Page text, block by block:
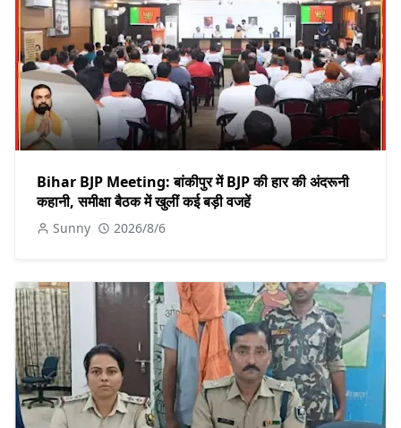
Bihar BJP Meeting: बांकीपुर में BJP की हार की अंदरूनी
कहानी, समीक्षा बैठक में खुलीं कई बड़ी वजहें
Sunny 2026/8/6